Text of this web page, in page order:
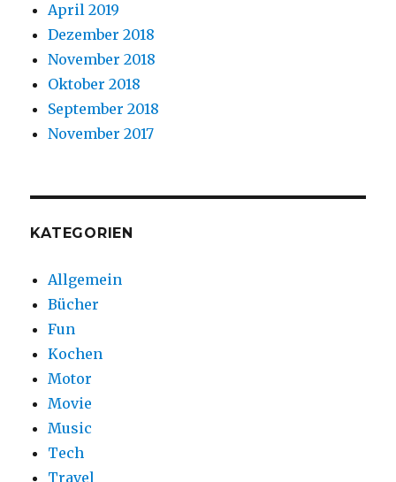
April 2019
Dezember 2018
November 2018
Oktober 2018
September 2018
November 2017
KATEGORIEN
Allgemein
Bücher
Fun
Kochen
Motor
Movie
Music
Tech
Travel